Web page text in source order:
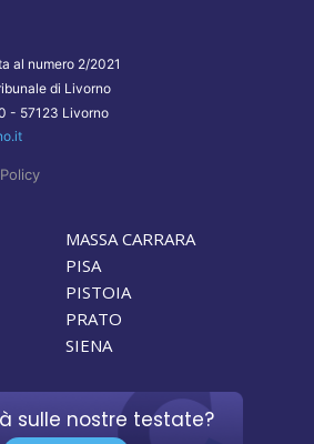
al numero 2/2021
di Livorno
- 57123 Livorno
MASSA CARRARA
PISA
PISTOIA
PRATO
SIENA
sulle nostre testate?